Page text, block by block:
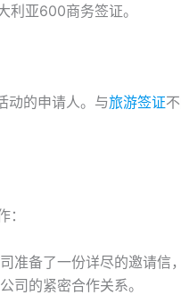
利亚600商务签证。
动的申请人。与旅游签证
准备了一份详尽的邀请
司的紧密合作关系。